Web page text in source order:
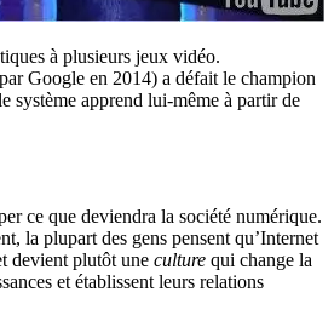
à plusieurs jeux vidéo.
Google en 2014) a défait le champion
système apprend lui-même à partir de
ce que deviendra la société numérique.
la plupart des gens pensent qu’Internet
devient plutôt une culture qui change la
et établissent leurs relations